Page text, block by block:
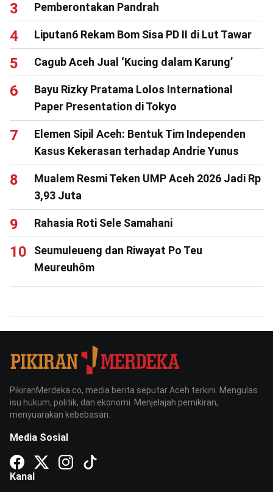
Pemberontakan Pandrah
Liputan6 Rekam Bom Sisa PD II di Lut Tawar
Cagub Aceh Jual ‘Kucing dalam Karung’
Bayu Rizky Pratama Lolos International
Paper Presentation di Tokyo
Elemen Sipil Aceh: Bentuk Tim Independen
Kasus Kekerasan terhadap Andrie Yunus
Mualem Resmi Teken UMP Aceh 2026 Jadi Rp
3,93 Juta
Rahasia Roti Sele Samahani
Seumuleueng dan Riwayat Po Teu
Meureuhôm
PikiranMerdeka.co, media berita seputar Aceh terkini. Mengulas
isu hukum, politik, dan ekonomi. Menjelajah pemikiran,
menyuarakan kebebasan.
Media Sosial
Kanal